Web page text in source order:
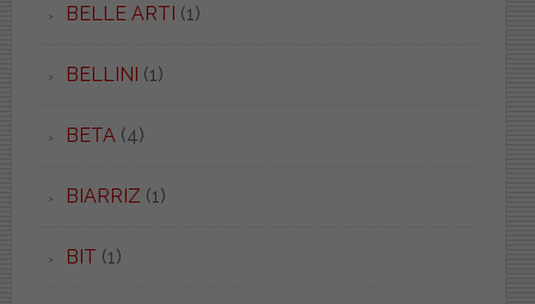
BELLE ARTI (1)
BELLINI (1)
BETA (4)
BIARRIZ (1)
BIT (1)